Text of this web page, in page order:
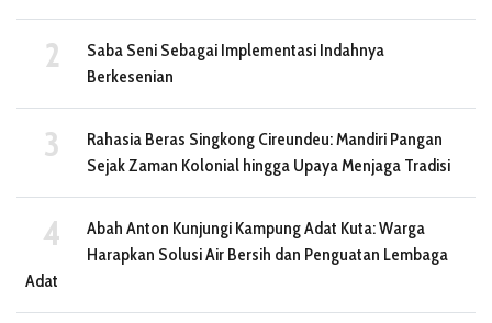
Saba Seni Sebagai Implementasi Indahnya
Berkesenian
Rahasia Beras Singkong Cireundeu: Mandiri Pangan
Sejak Zaman Kolonial hingga Upaya Menjaga Tradisi
Abah Anton Kunjungi Kampung Adat Kuta: Warga
Harapkan Solusi Air Bersih dan Penguatan Lembaga
Adat